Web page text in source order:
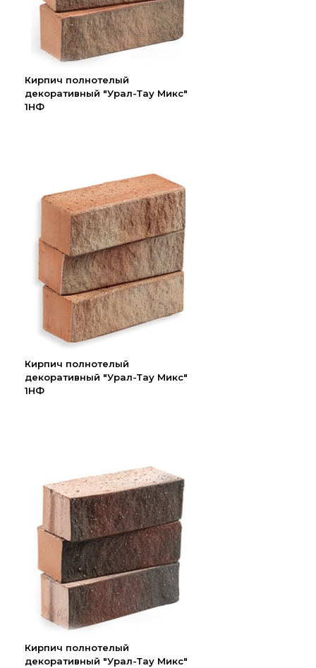
Кирпич полнотелый
декоративный "Урал-Тау Микс"
1НФ
Кирпич полнотелый
декоративный "Урал-Тау Микс"
1НФ
Кирпич полнотелый
декоративный "Урал-Тау Микс"